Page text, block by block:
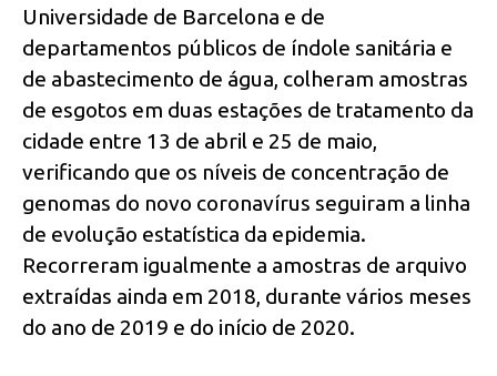
Universidade de Barcelona e de
departamentos públicos de índole sanitária e
de abastecimento de água, colheram amostras
de esgotos em duas estações de tratamento da
cidade entre 13 de abril e 25 de maio,
verificando que os níveis de concentração de
genomas do novo coronavírus seguiram a linha
de evolução estatística da epidemia.
Recorreram igualmente a amostras de arquivo
extraídas ainda em 2018, durante vários meses
do ano de 2019 e do início de 2020.